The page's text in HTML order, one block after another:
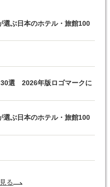
選ぶ日本のホテル・旅館100
30選 2026年版ロゴマークに
選ぶ日本のホテル・旅館100
る